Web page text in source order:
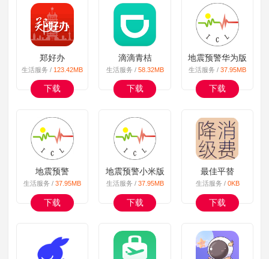
郑好办
生活服务 / 123.42MB
下载
滴滴青桔
生活服务 / 58.32MB
下载
地震预警华为版
生活服务 /37.95MB
下载
地震预警
生活服务 / 37.95MB
下载
地震预警小米版
生活服务 / 37.95MB
下载
最佳平替
生活服务 / 0KB
下载